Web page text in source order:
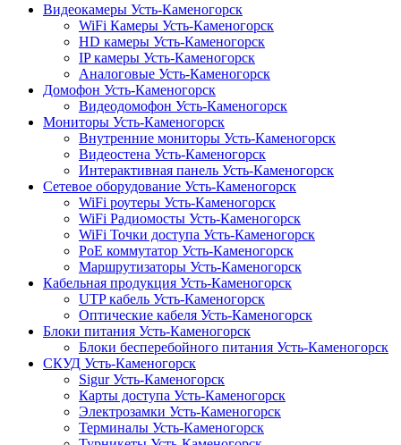
Видеокамеры Усть-Каменогорск
WiFi Камеры Усть-Каменогорск
HD камеры Усть-Каменогорск
IP камеры Усть-Каменогорск
Аналоговые Усть-Каменогорск
Домофон Усть-Каменогорск
Видеодомофон Усть-Каменогорск
Мониторы Усть-Каменогорск
Внутренние мониторы Усть-Каменогорск
Видеостена Усть-Каменогорск
Интерактивная панель Усть-Каменогорск
Сетевое оборудование Усть-Каменогорск
WiFi роутеры Усть-Каменогорск
WiFi Радиомосты Усть-Каменогорск
WiFi Точки доступа Усть-Каменогорск
PoE коммутатор Усть-Каменогорск
Маршрутизаторы Усть-Каменогорск
Кабельная продукция Усть-Каменогорск
UTP кабель Усть-Каменогорск
Оптические кабеля Усть-Каменогорск
Блоки питания Усть-Каменогорск
Блоки бесперебойного питания Усть-Каменогорск
СКУД Усть-Каменогорск
Sigur Усть-Каменогорск
Карты доступа Усть-Каменогорск
Электрозамки Усть-Каменогорск
Терминалы Усть-Каменогорск